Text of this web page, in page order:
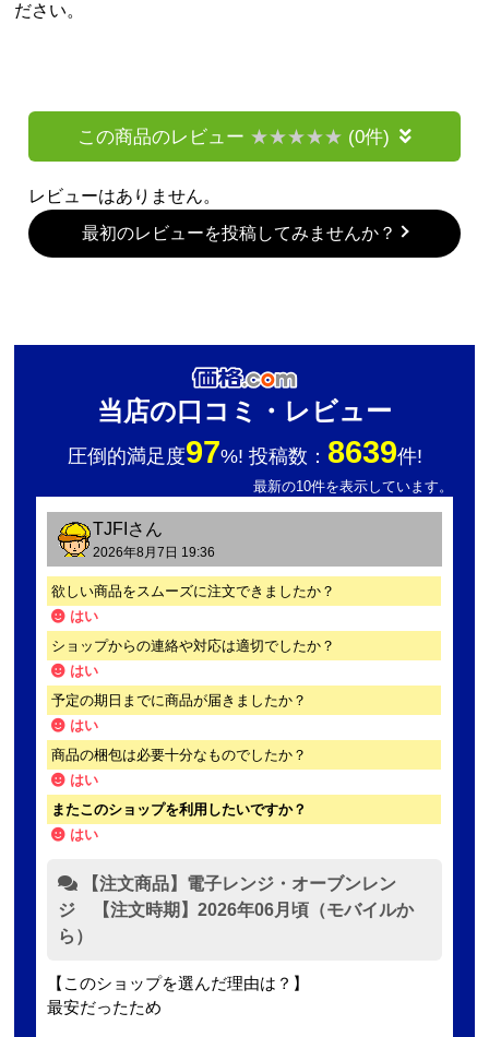
ださい。
この商品のレビュー (0件)
レビューはありません。
最初のレビューを投稿してみませんか？
当店の口コミ・レビュー
圧倒的満足度97%! 投稿数： 8639件!
最新の10件を表示しています。
TJFI さん
2026年8月7日 19:36
欲しい商品をスムーズに注文できましたか？
はい
ショップからの連絡や対応は適切でしたか？
はい
予定の期日までに商品が届きましたか？
はい
商品の梱包は必要十分なものでしたか？
はい
またこのショップを利用したいですか？
はい
【注文商品】電子レンジ・オーブンレン
ジ 【注文時期】2026年06月頃（モバイルか
ら）
【このショップを選んだ理由は？】
最安だったため